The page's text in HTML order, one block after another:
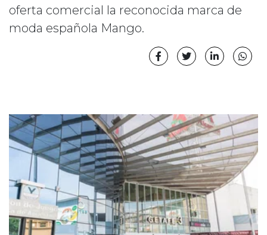
oferta comercial la reconocida marca de
moda española Mango.